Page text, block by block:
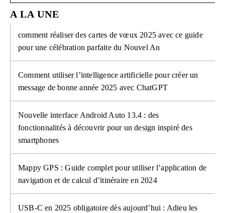
A LA UNE
comment réaliser des cartes de vœux 2025 avec ce guide
pour une célébration parfaite du Nouvel An
Comment utiliser l’intelligence artificielle pour créer un
message de bonne année 2025 avec ChatGPT
Nouvelle interface Android Auto 13.4 : des
fonctionnalités à découvrir pour un design inspiré des
smartphones
Mappy GPS : Guide complet pour utiliser l’application de
navigation et de calcul d’itinéraire en 2024
USB-C en 2025 obligatoire dès aujourd’hui : Adieu les